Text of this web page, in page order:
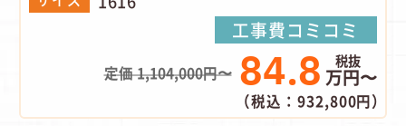
工事費コミコミ
定価 1,104,000円〜 84.8 万円〜
（税込：932,800円）